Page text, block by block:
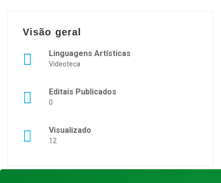
Visão geral
Linguagens Artísticas
Videoteca
Editais Publicados
0
Visualizado
12